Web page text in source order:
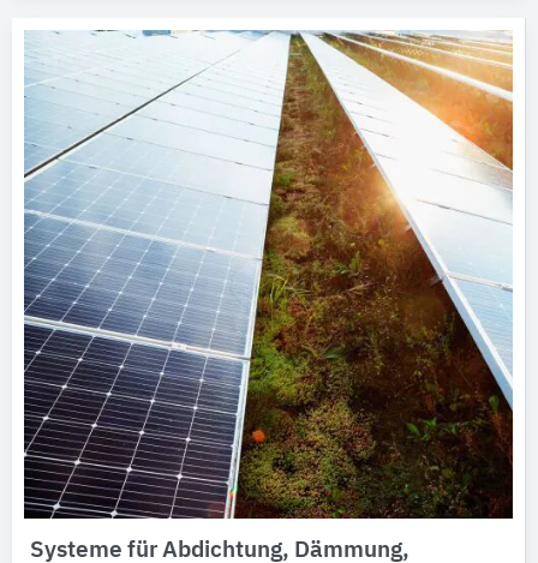
Systeme für Abdichtung, Dämmung,